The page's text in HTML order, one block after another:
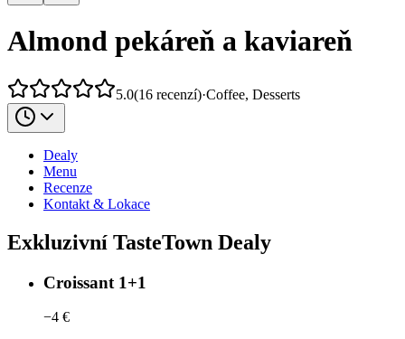
Almond pekáreň a kaviareň
5.0(16 recenzí)·Coffee, Desserts
Dealy
Menu
Recenze
Kontakt & Lokace
Exkluzivní TasteTown Dealy
Croissant 1+1
−4 €